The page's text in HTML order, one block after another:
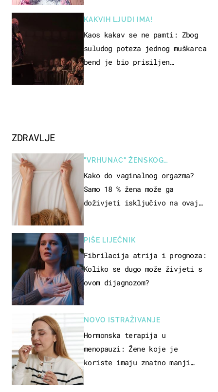
KAKVIH LJUDI IMA!
Kaos kakav se ne pamti: Zbog
suludog poteza jednog muškarca
bend je bio prisiljen
ZDRAVLJE
"VRHUNAC" ŽENSKOG
SEKSUALNOG ISKUSTVA
Kako do vaginalnog orgazma?
Samo 18 % žena može ga
doživjeti isključivo na ovaj
PIŠE LIJEČNIK
Fibrilacija atrija i prognoza:
Koliko se dugo može živjeti s
ovom dijagnozom?
NOVO ISTRAŽIVANJE
Hormonska terapija u
menopauzi: Žene koje je
koriste imaju znatno manji